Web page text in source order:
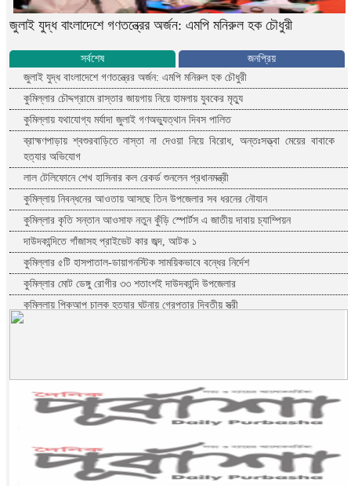
জুলাই যুদ্ধ বাংলাদেশে গণতন্ত্রের অর্জন: এমপি মনিরুল হক চৌধুরী
সর্বশেষ
জনপ্রিয়
জুলাই যুদ্ধ বাংলাদেশে গণতন্ত্রের অর্জন: এমপি মনিরুল হক চৌধুরী
কুমিল্লার চৌদ্দগ্রামে রাস্তার জায়গায় নিয়ে হামলায় যুবকের মৃত্যু
কুমিল্লায় যথাযোগ্য মর্যাদা জুলাই গণঅভ্যুত্থান দিবস পালিত
ব্রাহ্মণপাড়ায় শ্বশুরবাড়িতে নাস্তা না দেওয়া নিয়ে বিরোধ, অন্তঃসত্ত্বা মেয়ের বাবাকে
হত্যার অভিযোগ
লাল টেলিফোনে শেখ হাসিনার কল রেকর্ড শুনলেন প্রধানমন্ত্রী
কুমিল্লায় নিবন্ধনের আওতায় আসছে তিন উপজেলার সব ধরনের নৌযান
কুমিল্লার কৃতি সন্তান আওসাফ নতুন কুঁড়ি স্পোর্টস এ জাতীয় দাবায় চ্যাম্পিয়ন
দাউদকান্দিতে গাঁজাসহ প্রাইভেট কার জব্দ, আটক ১
কুমিল্লার ৫টি হাসপাতাল-ডায়াগনস্টিক সাময়িকভাবে বন্ধের নির্দেশ
কুমিল্লার মোট ডেঙ্গু রোগীর ৩৩ শতাংশই দাউদকান্দি উপজেলার
কুমিল্লায় পিকআপ চালক হত্যার ঘটনায় গ্রেপ্তার দ্বিতীয় স্ত্রী
পরীক্ষা নয়, ফলাফলের ভিত্তিতেই একাদশ শ্রেণিতে ভর্তি
কুমিল্লা-ফেনী সীমান্তে ১ কোটি ১৫ লাখ টাকার ভারতীয় পণ্য জব্দ
ব্রাহ্মণবাড়িয়ায় মাদকাসক্ত দুই ছেলেকে পুলিশে দিলেন মা
দাউদকান্দিতে ইটবোঝাই বাল্কহেডের ওপর ভেঙে পড়ল বেইলি সেতু
গত ২৪ ঘণ্টায় হাম উপসর্গে প্রাণ গেল আরো ৪ শিশুর